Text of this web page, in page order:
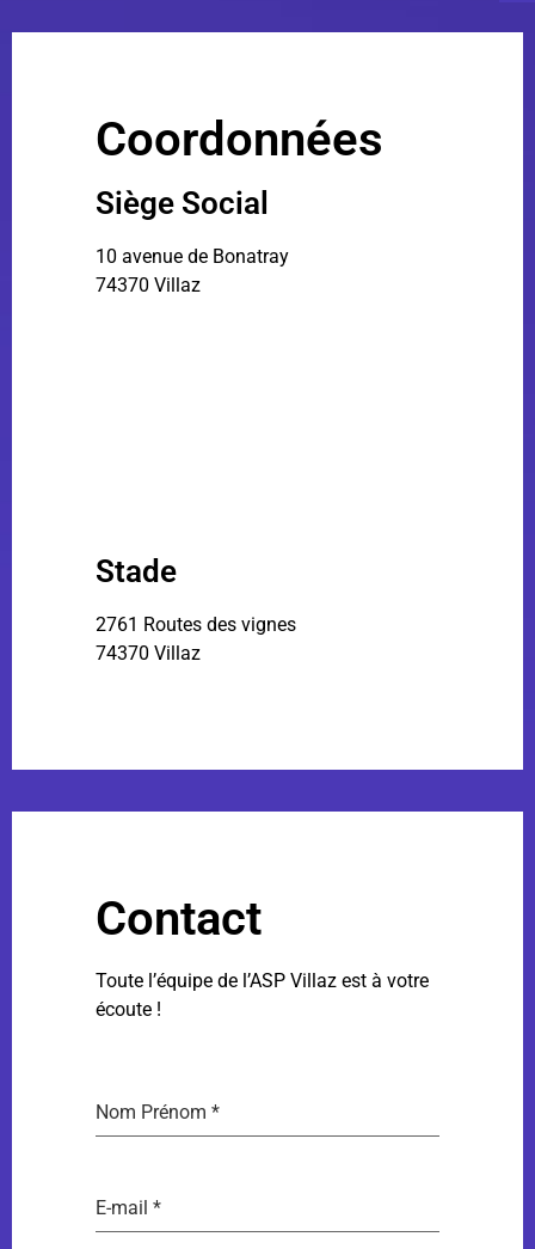
Coordonnées
Siège Social
10 avenue de Bonatray
74370 Villaz
Stade
2761 Routes des vignes
74370 Villaz
Contact
Toute l’équipe de l’ASP Villaz est à votre
écoute !
Nom Prénom *
E-mail *